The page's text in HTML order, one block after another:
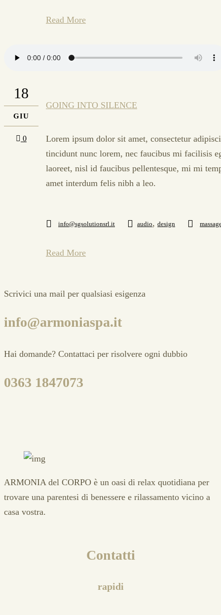
Read More
18
GIU
0
GOING INTO SILENCE
Lorem ipsum dolor sit amet, consectetur
tincidunt nunc lorem, nec faucibus mi facilisis
laoreet, nisl id faucibus pellentesque, mi mi
amet interdum felis nibh a leo.
info@sgsolutionsrl.it audio, design
Read More
Scrivici una mail per qualsiasi esigenza
info@armoniaspa.it
Hai domande? Contattaci per risolvere ogni dubbio
0363 1847073
ARMONIA del CORPO è un oasi di relax quotidiana per
trovare una parentesi di benessere e rilassamento vicino a
casa vostra.
Contatti
rapidi